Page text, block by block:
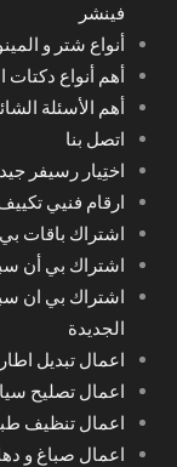
فينشر
أنواع شتر و
أهم أنواع
أهم الأسئلة
اتصل بنا
اختِيار رسيفر جيد برمجة
ارقام فنيي
اشتراك باقات
اشتراك بي أن
الجديدة
اعمال تبديل
اعمال تصليح
اعمال تنظيف
اعمال صباغ و